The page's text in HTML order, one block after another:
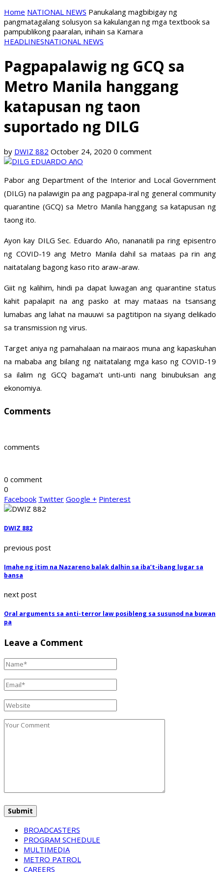
Home NATIONAL NEWS Panukalang magbibigay ng
pangmatagalang solusyon sa kakulangan ng mga textbook sa
pampublikong paaralan, inihain sa Kamara
HEADLINESNATIONAL NEWS
Pagpapalawig ng GCQ sa
Metro Manila hanggang
katapusan ng taon
suportado ng DILG
by DWIZ 882 October 24, 2020 0 comment
Pabor ang Department of the Interior and Local Government
(DILG) na palawigin pa ang pagpapa-iral ng general community
quarantine (GCQ) sa Metro Manila hanggang sa katapusan ng
taong ito.
Ayon kay DILG Sec. Eduardo Año, nananatili pa ring episentro
ng COVID-19 ang Metro Manila dahil sa mataas pa rin ang
naitatalang bagong kaso rito araw-araw.
Giit ng kalihim, hindi pa dapat luwagan ang quarantine status
kahit papalapit na ang pasko at may mataas na tsansang
lumabas ang lahat na mauuwi sa pagtitipon na siyang delikado
sa transmission ng virus.
Target aniya ng pamahalaan na mairaos muna ang kapaskuhan
na mababa ang bilang ng naitatalang mga kaso ng COVID-19
sa ilalim ng GCQ bagama’t unti-unti nang binubuksan ang
ekonomiya.
Comments
comments
0 comment
0
Facebook Twitter Google + Pinterest
DWIZ 882
previous post
Imahe ng itim na Nazareno balak dalhin sa iba’t-ibang lugar sa
bansa
next post
Oral arguments sa anti-terror law posibleng sa susunod na buwan
pa
Leave a Comment
BROADCASTERS
PROGRAM SCHEDULE
MULTIMEDIA
METRO PATROL
CAREERS